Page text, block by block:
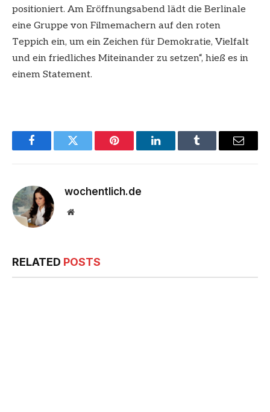
positioniert. Am Eröffnungsabend lädt die Berlinale
eine Gruppe von Filmemachern auf den roten
Teppich ein, um ein Zeichen für Demokratie, Vielfalt
und ein friedliches Miteinander zu setzen“, hieß es in
einem Statement.
FacebookTwitter Pinterest LinkedInTumblr Email
wochentlich.de
Website
RELATED POSTS